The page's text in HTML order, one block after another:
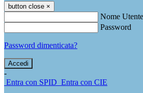
button close ×
Nome Utente
Password
Password dimenticata?
-
Entra con SPID Entra con CIE